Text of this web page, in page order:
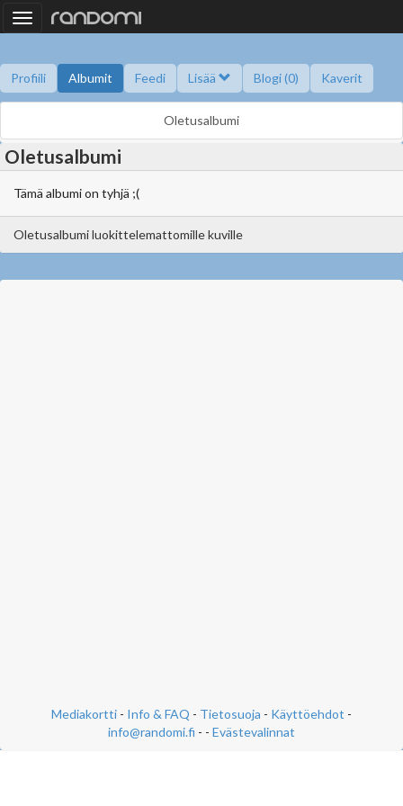
Toggle
navigation
Profiili Albumit Feedi Lisää Blogi (0) Kaverit
Kaverikirja
Oletusalbumi
Oletusalbumi
Tämä albumi on tyhjä ;(
Oletusalbumi luokittelemattomille kuville
Mediakortti - Info & FAQ - Tietosuoja - Käyttöehdot -
info@randomi.fi - - Evästevalinnat